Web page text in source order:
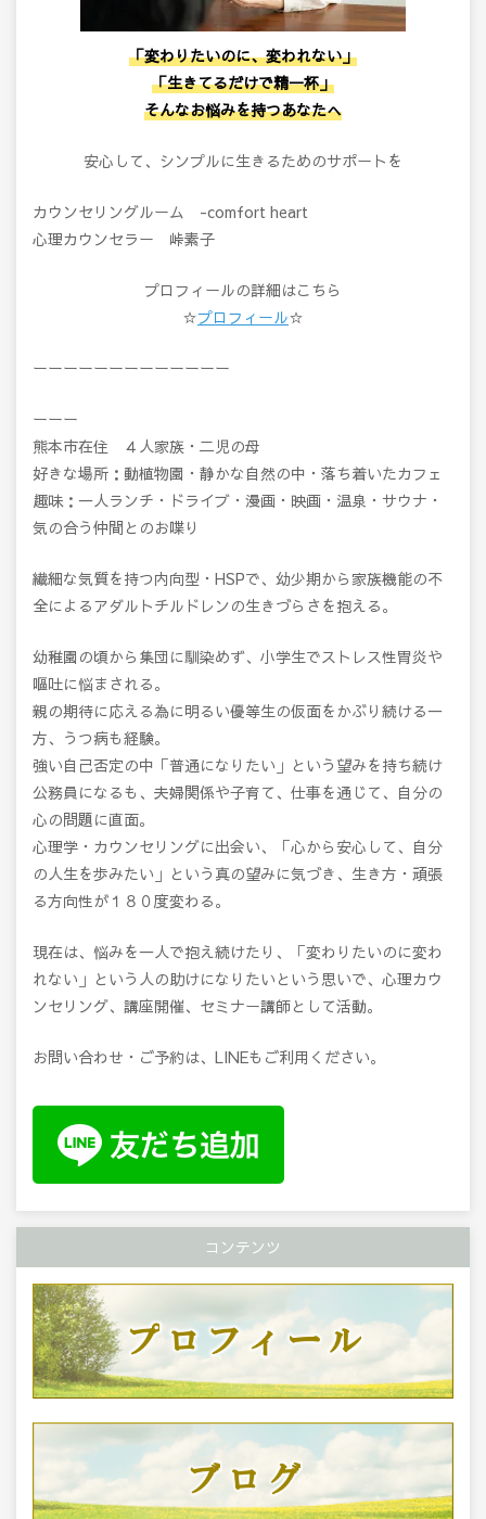
「変わりたいのに、変われない」
「生きてるだけで精一杯」
そんなお悩みを持つあなたへ
安心して、シンプルに生きるためのサポートを
カウンセリングルーム -comfort heart
心理カウンセラー 峠素子
プロフィールの詳細はこちら
☆プロフィール☆
ーーーーーーーーーーーーー
ーーー
熊本市在住 ４人家族・二児の母
好きな場所：動植物園・静かな自然の中・落ち着いたカフェ
趣味：一人ランチ・ドライブ・漫画・映画・温泉・サウナ・
気の合う仲間とのお喋り
繊細な気質を持つ内向型・HSPで、幼少期から家族機能の不
全によるアダルトチルドレンの生きづらさを抱える。
幼稚園の頃から集団に馴染めず、小学生でストレス性胃炎や
嘔吐に悩まされる。
親の期待に応える為に明るい優等生の仮面をかぶり続ける一
方、うつ病も経験。
強い自己否定の中「普通になりたい」という望みを持ち続け
公務員になるも、夫婦関係や子育て、仕事を通じて、自分の
心の問題に直面。
心理学・カウンセリングに出会い、「心から安心して、自分
の人生を歩みたい」という真の望みに気づき、生き方・頑張
る方向性が１８０度変わる。
現在は、悩みを一人で抱え続けたり、「変わりたいのに変わ
れない」という人の助けになりたいという思いで、心理カウ
ンセリング、講座開催、セミナー講師として活動。
お問い合わせ・ご予約は、LINEもご利用ください。
コンテンツ